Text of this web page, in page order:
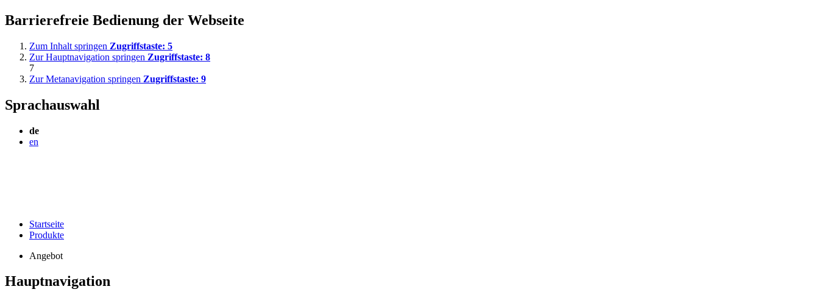
Barrierefreie Bedienung der Webseite
Zum Inhalt springen Zugriffstaste: 5
Zur Hauptnavigation springen Zugriffstaste: 8
7
Zur Metanavigation springen Zugriffstaste: 9
Sprachauswahl
de
en
Startseite
Produkte
Angebot
Hauptnavigation